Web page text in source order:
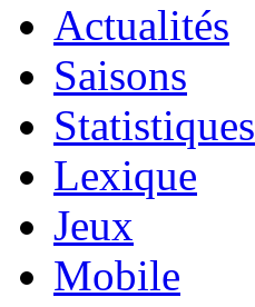
Actualités
Saisons
Statistiques
Lexique
Jeux
Mobile